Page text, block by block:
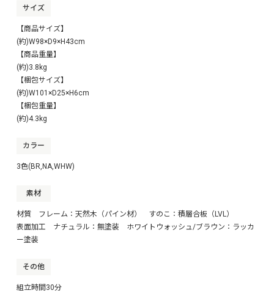
サイズ
【商品サイズ】
(約)W98×D9×H43cm
【商品重量】
(約)3.8kg
【梱包サイズ】
(約)W101×D25×H6cm
【梱包重量】
(約)4.3kg
カラー
3色(BR,NA,WHW)
素材
材質 フレーム：天然木（パイン材） すのこ：積層合板（LVL）
表面加工 ナチュラル：無塗装 ホワイトウォッシュ/ブラウン：ラッカ
ー塗装
その他
組立時間30分